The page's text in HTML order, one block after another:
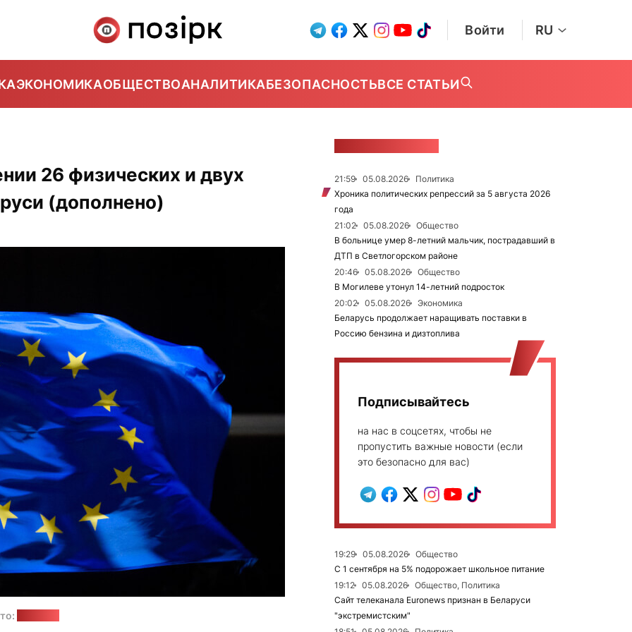
Войти RU
ЭКОНОМИКАОБЩЕСТВОАНАЛИТИКАБЕЗОПАСНОСТЬВСЕ СТАТЬИ
26 физических и двух
(дополнено)
21:59 05.08.2026
Политика
Хроника политических репрессий за 5 августа 2026
года
21:02
05.08.2026
Общество
В больнице умер 8-летний мальчик, пострадавший в
ДТП в Светлогорском районе
20:46
05.08.2026
Общество
В Могилеве утонул 14-летний подросток
20:02
05.08.2026
Экономика
Беларусь продолжает наращивать поставки в
Россию бензина и дизтоплива
Подписывайтесь
на нас в соцсетях, чтобы не
пропустить важные новости (если
это безопасно для вас)
19:29 05.08.2026
Общество
С 1 сентября на 5% подорожает школьное питание
19:12
05.08.2026
Общество, Политика
Сайт телеканала Euronews признан в Беларуси
"экстремистским"